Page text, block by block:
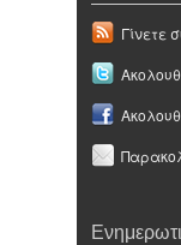
Γίνετε